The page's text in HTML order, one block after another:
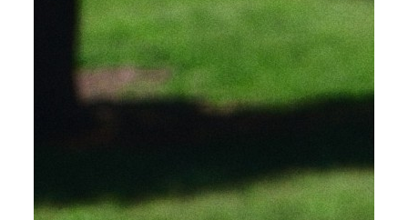
About
Moflin是什么
Life
和Moflin一起的日常